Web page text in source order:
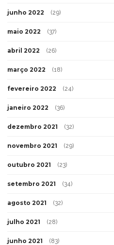
junho 2022 (29)
maio 2022 (37)
abril 2022 (26)
março 2022 (18)
fevereiro 2022 (24)
janeiro 2022 (36)
dezembro 2021 (32)
novembro 2021 (29)
outubro 2021 (23)
setembro 2021 (34)
agosto 2021 (32)
julho 2021 (28)
junho 2021 (83)